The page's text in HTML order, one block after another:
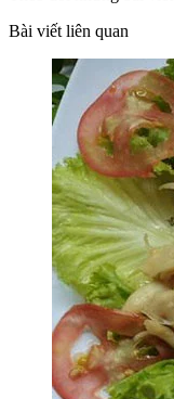
Bài viết liên quan